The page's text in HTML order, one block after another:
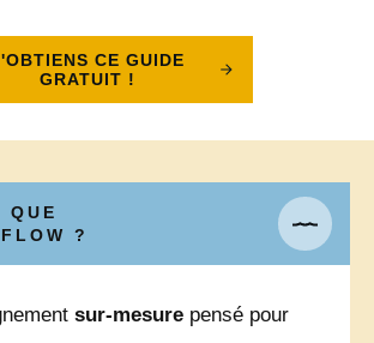
CE GUIDE
GRATUIT !
QUE
?
sur-mesure pensé pour